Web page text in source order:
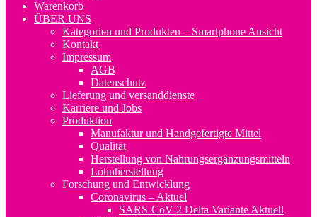
Warenkorb
ÜBER UNS
Kategorien und Produkten – Smartphone Ansicht
Kontakt
Impressum
AGB
Datenschutz
Lieferung und versanddienste
Karriere und Jobs
Produktion
Manufaktur und Handgefertigte Mittel
Qualität
Herstellung von Nahrungsergänzungsmitteln
Lohnherstellung
Forschung und Entwicklung
Coronavirus – Aktuel
SARS-CoV-2 Delta Variante Aktuell